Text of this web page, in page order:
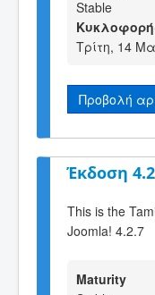
Stable
Τρίτη, 14
Προβολή
Έκδοση
This is the
Joomla! 4.2.7
Maturity